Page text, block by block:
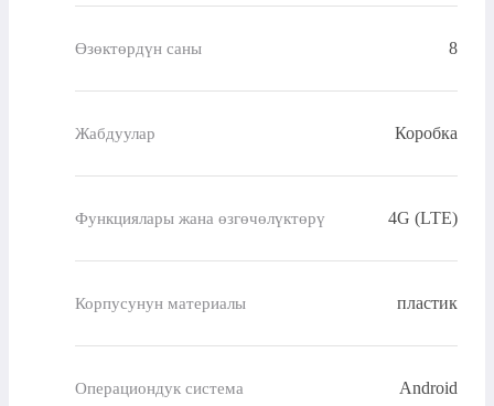
Өзөктөрдүн саны 8
Жабдуулар Коробка
Функциялары жана өзгөчөлүктөрү 4G (LTE)
Корпусунун материалы пластик
Операциондук система Android